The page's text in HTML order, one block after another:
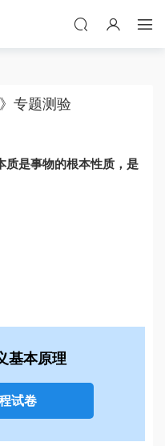
专题测验
质是事物的根本性质，是
基本原理
试卷